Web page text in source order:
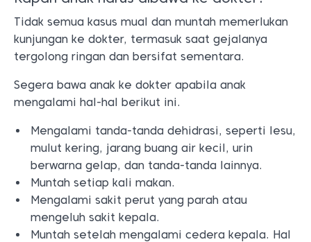
Tidak semua kasus mual dan muntah memerlukan
kunjungan ke dokter, termasuk saat gejalanya
tergolong ringan dan bersifat sementara.
Segera bawa anak ke dokter apabila anak
mengalami hal-hal berikut ini.
Mengalami tanda-tanda dehidrasi, seperti lesu,
mulut kering, jarang buang air kecil, urin
berwarna gelap, dan tanda-tanda lainnya.
Muntah setiap kali makan.
Mengalami sakit perut yang parah atau
mengeluh sakit kepala.
Muntah setelah mengalami cedera kepala. Hal